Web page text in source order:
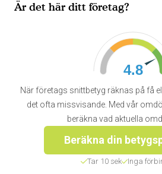
Är det här ditt företag?
4.8
När företags snittbetyg räknas på få
det ofta missvisande. Med vår
beräkna vad aktuella
Beräkna din
Tar 10 sek Inga